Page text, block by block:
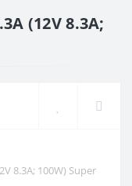
(12V 8.3A;
8.3A; 100W) Super